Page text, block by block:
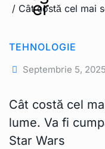
TEHNOLOGIE
Septembrie 5, 2025
Cât costă cel
lume. Va fi
Star Wars